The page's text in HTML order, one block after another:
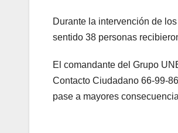
Durante la intervención de
sentido 38 personas
El comandante del Grupo
Contacto Ciudadano 66-99-
pase a mayores